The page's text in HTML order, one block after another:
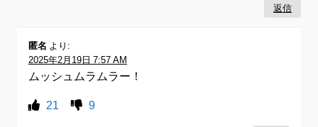
返信
匿名
より:
2025年2月19日 7:57 AM
ムッシュムラムラー！
21 9